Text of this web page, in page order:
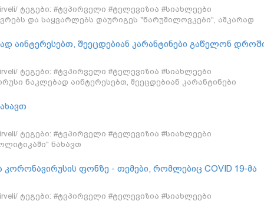
ტეგები: #ტვპირველი #ტელევიზია #სიახლეები
და საყვარლებს დაურიგეს "ნარუშილოვკები", აშკარად
აინტერესებთ, შეეცდებიან კარანტინები გაწელონ
ოქტომბრამდე ეს ამბავი - გუბაზ სანიკიძე
ტეგები: #ტვპირველი #ტელევიზია #სიახლეები
ნაკლებად აინტერესებთ, შეეცდებიან კარანტინები
ტეგები: #ტვპირველი #ტელევიზია #სიახლეები
ნახავთ
ფონზე - თემები, რომლებიც COVID 19-მა
და ოპოზიციის შეთანხმება - რა დოზით მოიცლიან
შიდა პოლიტიკისთვის
ტეგები: #ტვპირველი #ტელევიზია #სიახლეები